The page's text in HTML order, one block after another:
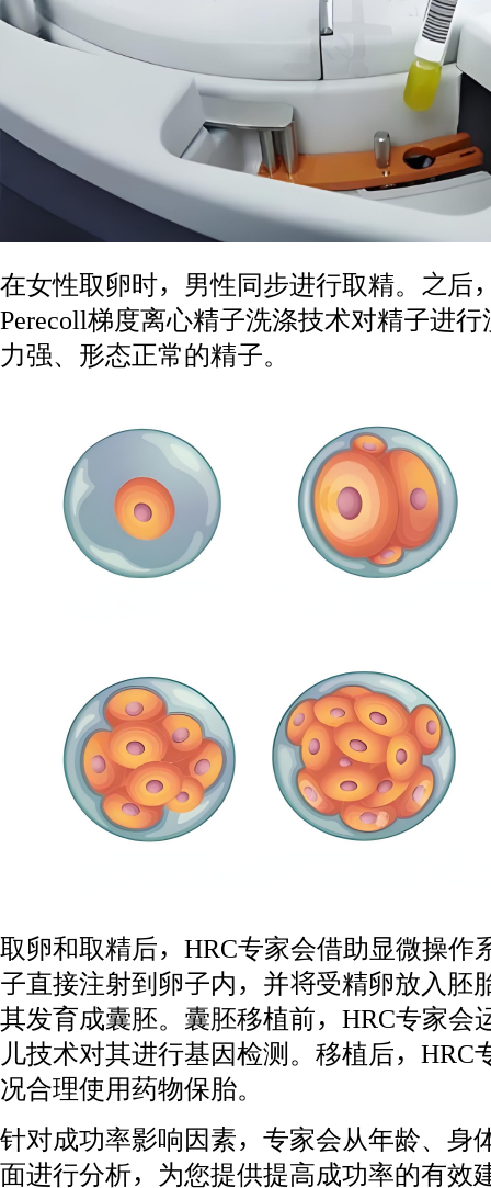
在女性取卵时，男性同步进行取精。之后
Perecoll梯度离心精子洗涤技术对精子进
力强、形态正常的精子。
取卵和取精后，HRC专家会借助显微操作
子直接注射到卵子内，并将受精卵放入胚
其发育成囊胚。囊胚移植前，HRC专家会
儿技术对其进行基因检测。移植后，HRC
况合理使用药物保胎。
针对成功率影响因素，专家会从年龄、身
面进行分析，为您提供提高成功率的有效